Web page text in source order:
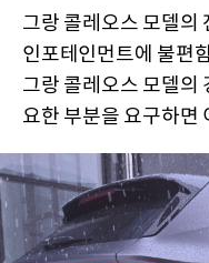
그랑 콜레오스 모델의
인포테인먼트에 불편
그랑 콜레오스 모델의
요한 부분을 요구하면